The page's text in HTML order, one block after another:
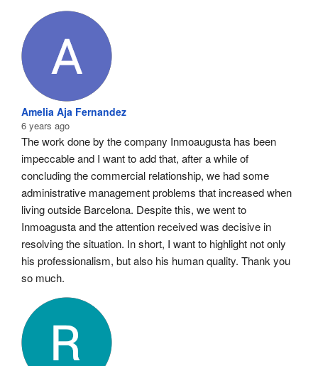
Amelia Aja Fernandez
6 years ago
The work done by the company Inmoaugusta has been
impeccable and I want to add that, after a while of
concluding the commercial relationship, we had some
administrative management problems that increased when
living outside Barcelona. Despite this, we went to
Inmoagusta and the attention received was decisive in
resolving the situation. In short, I want to highlight not only
his professionalism, but also his human quality. Thank you
so much.